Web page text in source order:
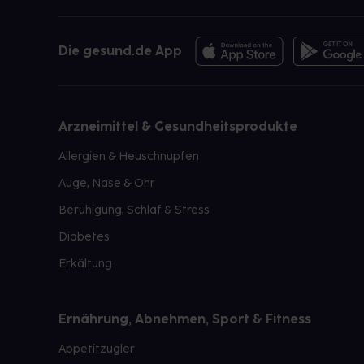
Die gesund.de App
Arzneimittel & Gesundheitsprodukte
Allergien & Heuschnupfen
Auge, Nase & Ohr
Beruhigung, Schlaf & Stress
Diabetes
Erkältung
Ernährung, Abnehmen, Sport & Fitness
Appetitzügler